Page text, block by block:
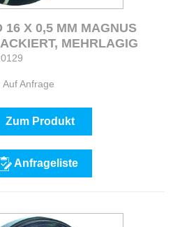
16 X 0,5 MM MAGNUS
MEHRLAGIG
Anfrage
Zum Produkt
Anfrageliste